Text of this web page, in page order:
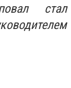
стал